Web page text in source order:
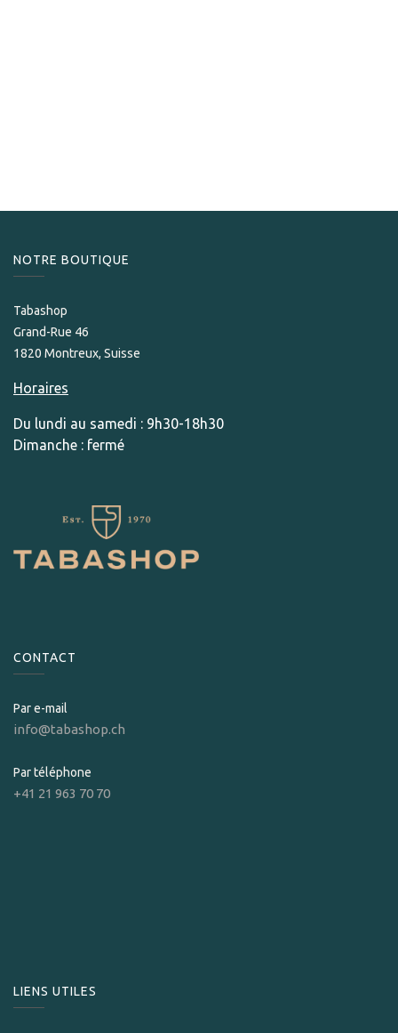
NOTRE BOUTIQUE
Tabashop
Grand-Rue 46
1820 Montreux, Suisse
Horaires
Du lundi au samedi : 9h30-18h30
Dimanche : fermé
CONTACT
Par e-mail
info@tabashop.ch
Par téléphone
+41 21 963 70 70
LIENS UTILES